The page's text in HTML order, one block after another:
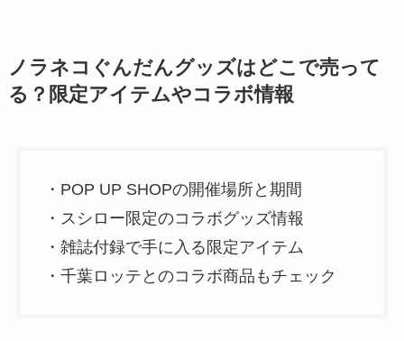
ノラネコぐんだんグッズはどこで売って
る？限定アイテムやコラボ情報
・POP UP SHOPの開催場所と期間
・スシロー限定のコラボグッズ情報
・雑誌付録で手に入る限定アイテム
・千葉ロッテとのコラボ商品もチェック